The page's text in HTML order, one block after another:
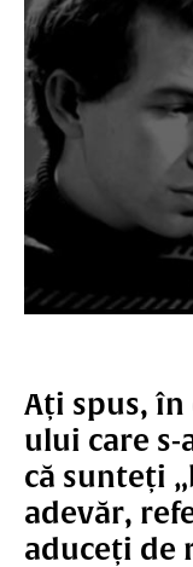
Ați spus, în
ului care
că sunteți
adevăr,
aduceți de